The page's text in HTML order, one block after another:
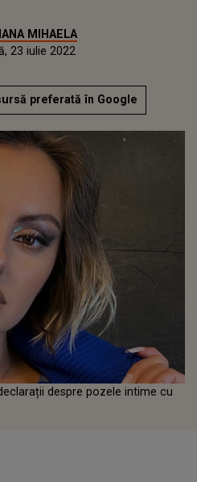
MIHAELA
23 iulie 2022
preferată în Google
despre pozele intime cu